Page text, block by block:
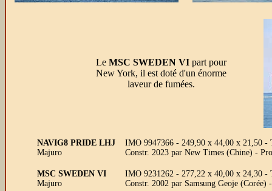
Le MSC SWEDEN VIpart pour
New York, il est doté d'un énorme
laveur de fumées.
NAVIG8 PRIDE LHJ
Majuro
IMO 9947366 - 249,90 x 44,00 x 21,50
Constr. 2023 par New Times (Chine) -
MSC SWEDEN VI
Majuro
IMO 9231262 - 277,22 x 40,00 x 24,30
Constr. 2002 par Samsung Geoje